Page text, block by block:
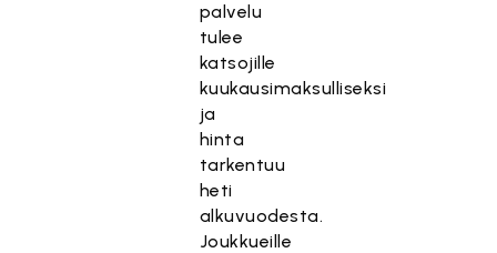
palvelu
tulee
katsojille
kuukausimaksulliseksi
ja
hinta
tarkentuu
heti
alkuvuodesta.
Joukkueille